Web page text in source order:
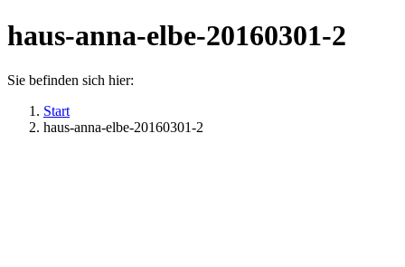
haus-anna-elbe-20160301-2
Sie befinden sich hier:
Start
haus-anna-elbe-20160301-2